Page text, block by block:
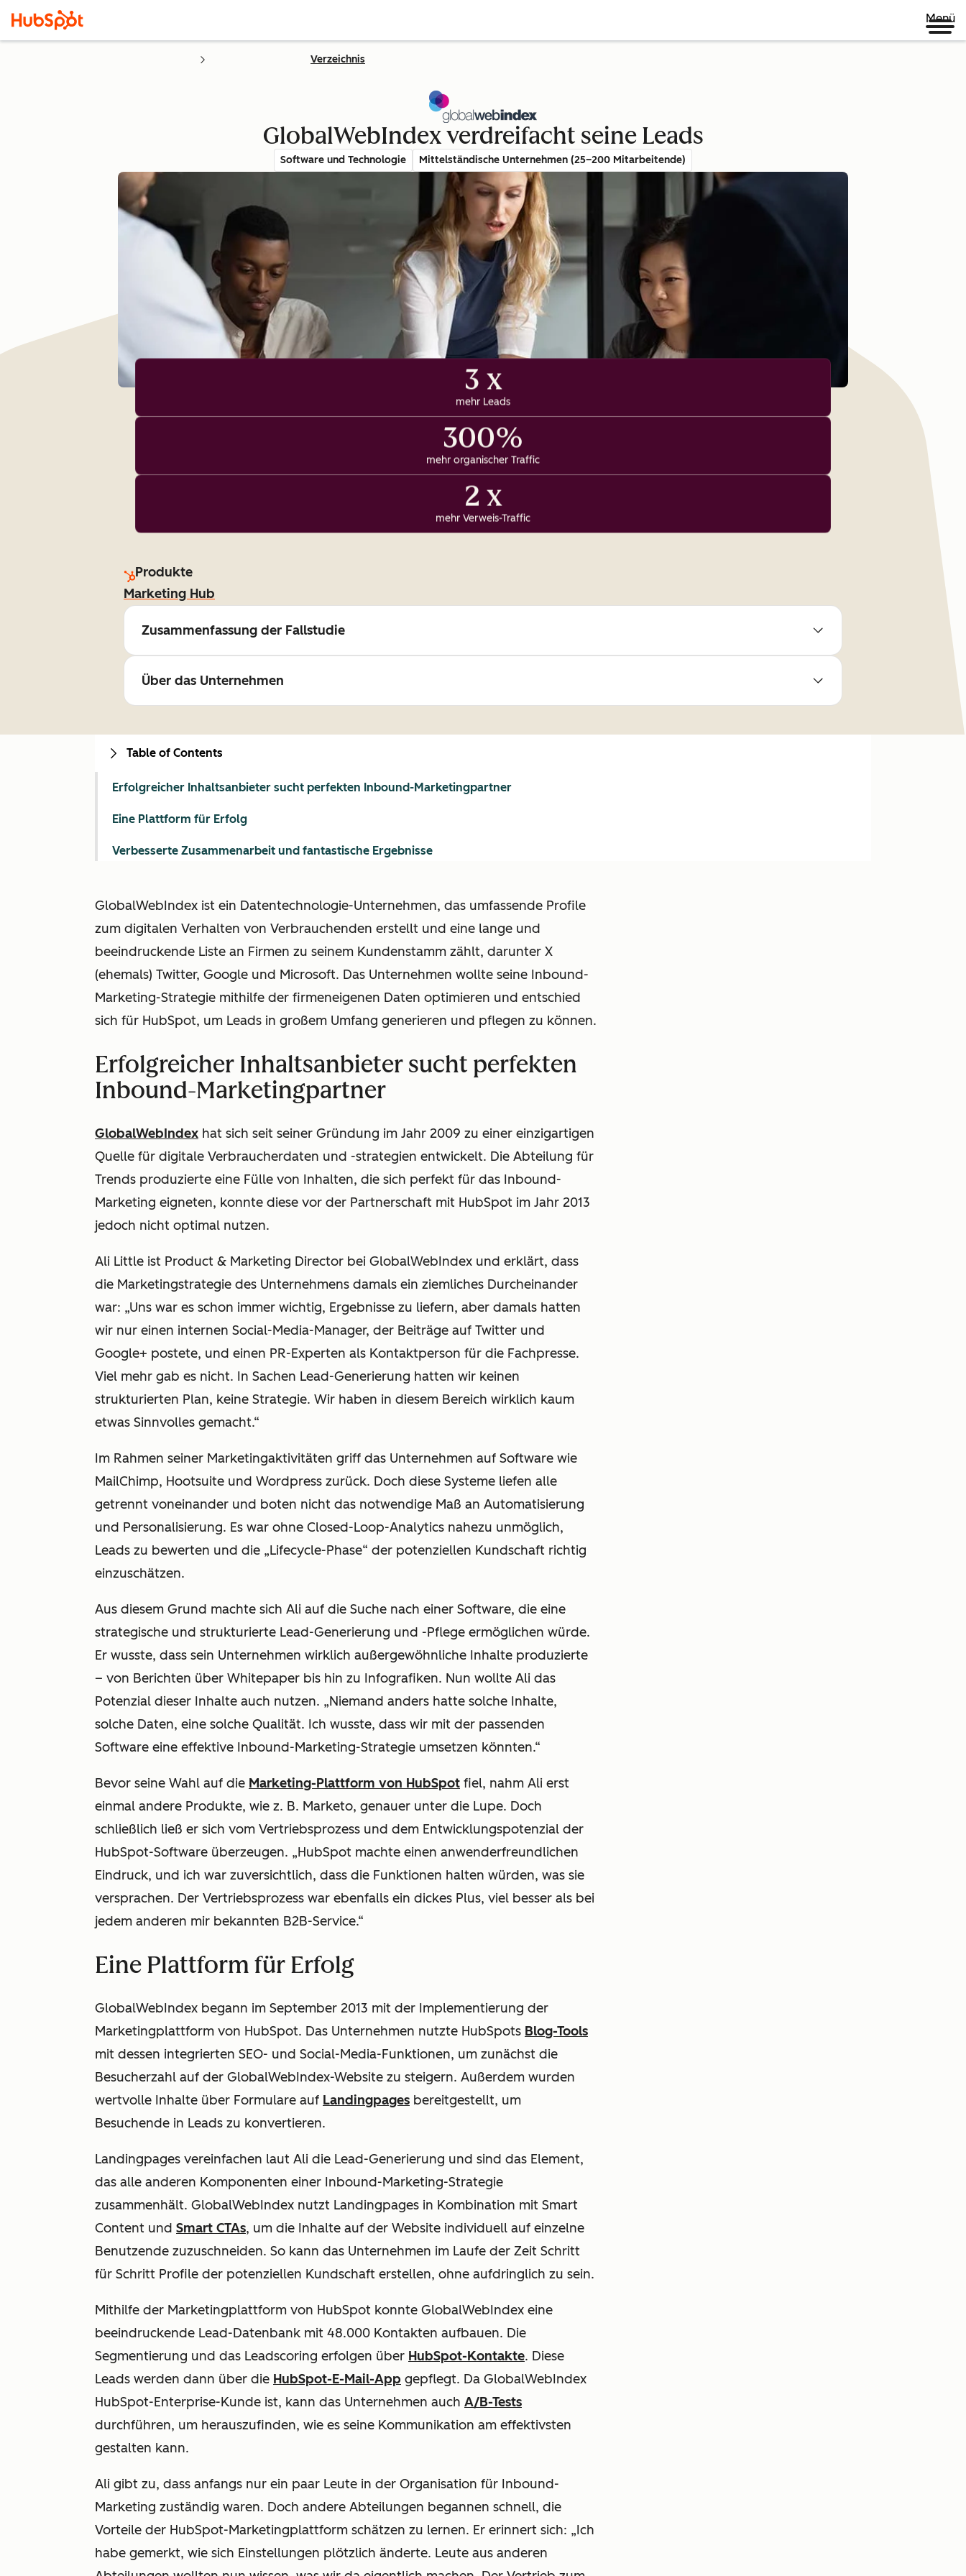
Menü
Verzeichnis
GlobalWebIndex verdreifacht seine Leads
Software und Technologie Mittelständische Unternehmen (25–200 Mitarbeitende)
3 x
mehr Leads
300%
mehr organischer Traffic
2 x
mehr Verweis-Traffic
Produkte
Marketing Hub
Zusammenfassung der Fallstudie
Über das Unternehmen
GlobalWebIndex ist ein Datentechnologie-Unternehmen, das umfassende Profile
zum digitalen Verhalten von Verbrauchenden erstellt und eine lange und
beeindruckende Liste an Firmen zu seinem Kundenstamm zählt, darunter X
(ehemals) Twitter, Google und Microsoft. Das Unternehmen wollte seine Inbound-
Marketing-Strategie mithilfe der firmeneigenen Daten optimieren und entschied
sich für HubSpot, um Leads in großem Umfang generieren und pflegen zu können.
Erfolgreicher Inhaltsanbieter sucht perfekten
Inbound-Marketingpartner
GlobalWebIndex hat sich seit seiner Gründung im Jahr 2009 zu einer einzigartigen
Quelle für digitale Verbraucherdaten und -strategien entwickelt. Die Abteilung für
Trends produzierte eine Fülle von Inhalten, die sich perfekt für das Inbound-
Marketing eigneten, konnte diese vor der Partnerschaft mit HubSpot im Jahr 2013
jedoch nicht optimal nutzen.
Ali Little ist Product & Marketing Director bei GlobalWebIndex und erklärt, dass
die Marketingstrategie des Unternehmens damals ein ziemliches Durcheinander
war: „Uns war es schon immer wichtig, Ergebnisse zu liefern, aber damals hatten
wir nur einen internen Social-Media-Manager, der Beiträge auf Twitter und
Google+ postete, und einen PR-Experten als Kontaktperson für die Fachpresse.
Viel mehr gab es nicht. In Sachen Lead-Generierung hatten wir keinen
strukturierten Plan, keine Strategie. Wir haben in diesem Bereich wirklich kaum
etwas Sinnvolles gemacht.“
Im Rahmen seiner Marketingaktivitäten griff das Unternehmen auf Software wie
MailChimp, Hootsuite und Wordpress zurück. Doch diese Systeme liefen alle
getrennt voneinander und boten nicht das notwendige Maß an Automatisierung
und Personalisierung. Es war ohne Closed-Loop-Analytics nahezu unmöglich,
Leads zu bewerten und die „Lifecycle-Phase“ der potenziellen Kundschaft richtig
einzuschätzen.
Aus diesem Grund machte sich Ali auf die Suche nach einer Software, die eine
strategische und strukturierte Lead-Generierung und -Pflege ermöglichen würde.
Er wusste, dass sein Unternehmen wirklich außergewöhnliche Inhalte produzierte
– von Berichten über Whitepaper bis hin zu Infografiken. Nun wollte Ali das
Potenzial dieser Inhalte auch nutzen. „Niemand anders hatte solche Inhalte,
solche Daten, eine solche Qualität. Ich wusste, dass wir mit der passenden
Software eine effektive Inbound-Marketing-Strategie umsetzen könnten.“
Bevor seine Wahl auf die Marketing-Plattform von HubSpot fiel, nahm Ali erst
einmal andere Produkte, wie z. B. Marketo, genauer unter die Lupe. Doch
schließlich ließ er sich vom Vertriebsprozess und dem Entwicklungspotenzial der
HubSpot-Software überzeugen. „HubSpot machte einen anwenderfreundlichen
Eindruck, und ich war zuversichtlich, dass die Funktionen halten würden, was sie
versprachen. Der Vertriebsprozess war ebenfalls ein dickes Plus, viel besser als bei
jedem anderen mir bekannten B2B-Service.“
Eine Plattform für Erfolg
GlobalWebIndex begann im September 2013 mit der Implementierung der
Marketingplattform von HubSpot. Das Unternehmen nutzte HubSpots Blog-Tools
mit dessen integrierten SEO- und Social-Media-Funktionen, um zunächst die
Besucherzahl auf der GlobalWebIndex-Website zu steigern. Außerdem wurden
wertvolle Inhalte über Formulare auf Landingpages bereitgestellt, um
Besuchende in Leads zu konvertieren.
Landingpages vereinfachen laut Ali die Lead-Generierung und sind das Element,
das alle anderen Komponenten einer Inbound-Marketing-Strategie
zusammenhält. GlobalWebIndex nutzt Landingpages in Kombination mit Smart
Content und Smart CTAs, um die Inhalte auf der Website individuell auf einzelne
Benutzende zuzuschneiden. So kann das Unternehmen im Laufe der Zeit Schritt
für Schritt Profile der potenziellen Kundschaft erstellen, ohne aufdringlich zu sein.
Mithilfe der Marketingplattform von HubSpot konnte GlobalWebIndex eine
beeindruckende Lead-Datenbank mit 48.000 Kontakten aufbauen. Die
Segmentierung und das Leadscoring erfolgen über HubSpot-Kontakte. Diese
Leads werden dann über die HubSpot-E-Mail-App gepflegt. Da GlobalWebIndex
HubSpot-Enterprise-Kunde ist, kann das Unternehmen auch A/B-Tests
durchführen, um herauszufinden, wie es seine Kommunikation am effektivsten
gestalten kann.
Ali gibt zu, dass anfangs nur ein paar Leute in der Organisation für Inbound-
Marketing zuständig waren. Doch andere Abteilungen begannen schnell, die
Vorteile der HubSpot-Marketingplattform schätzen zu lernen. Er erinnert sich: „Ich
habe gemerkt, wie sich Einstellungen plötzlich änderte. Leute aus anderen
Table of Contents
Erfolgreicher Inhaltsanbieter sucht perfekten Inbound-Marketingpartner
Eine Plattform für Erfolg
Verbesserte Zusammenarbeit und fantastische Ergebnisse